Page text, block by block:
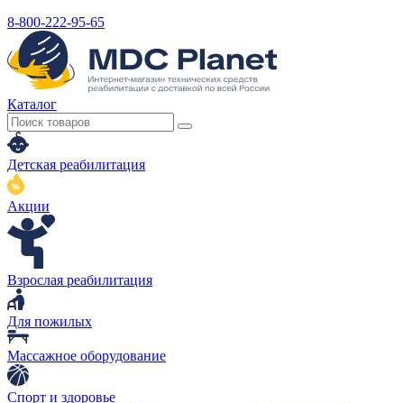
8-800-222-95-65
Каталог
Детская реабилитация
Акции
Взрослая реабилитация
Для пожилых
Массажное оборудование
Спорт и здоровье